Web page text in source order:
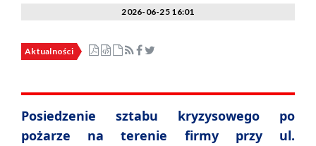
2026-06-25 16:01
Aktualności
Posiedzenie sztabu kryzysowego po
pożarze na terenie firmy przy ul.